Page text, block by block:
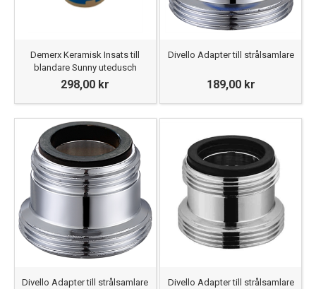
Demerx Keramisk Insats till
blandare Sunny utedusch
298,00 kr
Divello Adapter till strålsamlare
189,00 kr
Divello Adapter till strålsamlare
Divello Adapter till strålsamlare